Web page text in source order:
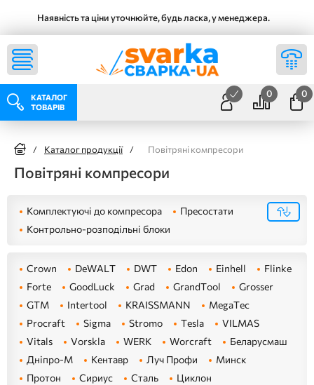
Наявність та ціни уточнюйте, будь ласка, у менеджера.
КАТАЛОГ
ТОВАРІВ
0 0
/ Каталог продукції / Повітряні компресори
Повітряні компресори
Комплектуючі до компресора
Пресостати
Контрольно-розподільні блоки
Crown DeWALT DWT Edon Einhell
Flinke
Forte
GoodLuck Grad GrandTool
Grosser
GTM
Intertool KRAISSMANN
MegaTec
Procraft
Sigma Stromo Tesla
VILMAS
Vitals
Vorskla WERK Worcraft
Беларусмаш
Дніпро-М
Кентавр Луч Профи
Минск
Протон
Сириус Сталь Циклон